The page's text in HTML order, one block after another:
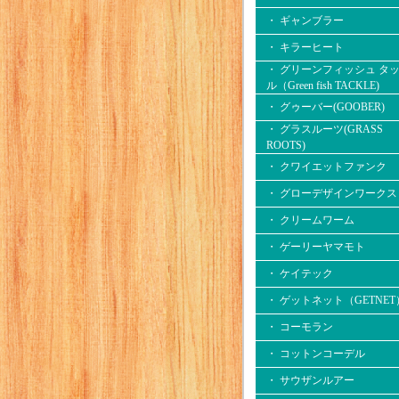
・ ギャンブラー
・ キラーヒート
・ グリーンフィッシュ タ
ル（Green fish TACKLE)
・ グゥーバー(GOOBER)
・ グラスルーツ(GRASS
ROOTS)
・ クワイエットファンク
・ グローデザインワークス
・ クリームワーム
・ ゲーリーヤマモト
・ ケイテック
・ ゲットネット（GETNET
・ コーモラン
・ コットンコーデル
・ サウザンルアー